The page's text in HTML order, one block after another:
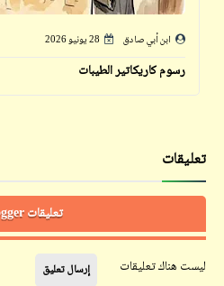
ابن أبي صادق 28 يونيو 2026
رسوم كاريكاتير الطيبات
تعليقات
تعليقات Blogger
ليست هناك تعليقات إرسال تعليق